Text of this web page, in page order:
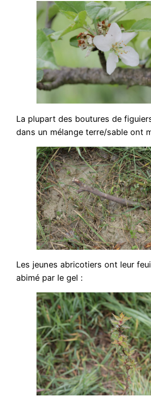
La plupart des boutures de
dans un mélange terre/sable ont
Les jeunes abricotiers ont leur
abimé par le gel :